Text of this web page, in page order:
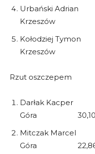
Urbański
Krzeszów
Kołodziej
Krzeszów
Rzut oszczepem
Darłak
Góra 30,10
Mitczak
Góra